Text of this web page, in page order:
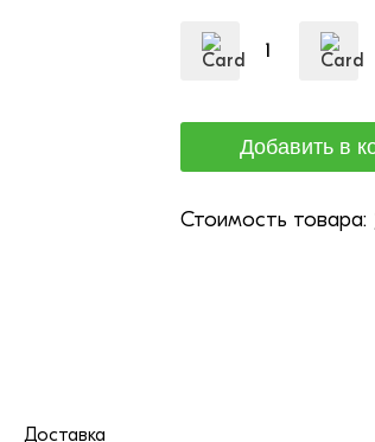
Стоимость товара:
Доставка